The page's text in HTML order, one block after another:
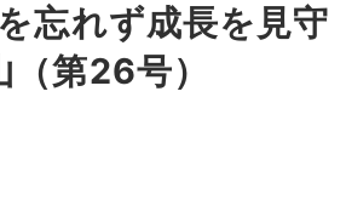
忘れず成長を見守
第26号）